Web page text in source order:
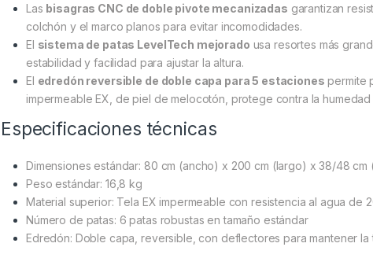
Las bisagras CNC de doble pivote mecanizadas garantizan
colchón y el marco planos para evitar incomodidades.
El sistema de patas LevelTech mejorado usa resortes más
estabilidad y facilidad para ajustar la altura.
El edredón reversible de doble capa para 5 estaciones permite
impermeable EX, de piel de melocotón, protege contra la humedad
Especificaciones técnicas
Dimensiones estándar: 80 cm (ancho) x 200 cm (largo) x 38/48 cm
Peso estándar: 16,8 kg
Material superior: Tela EX impermeable con resistencia al agua de
Número de patas: 6 patas robustas en tamaño estándar
Edredón: Doble capa, reversible, con deflectores para mantener la